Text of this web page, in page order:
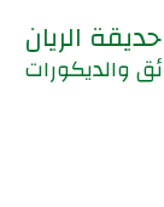
الريان
والديكورات